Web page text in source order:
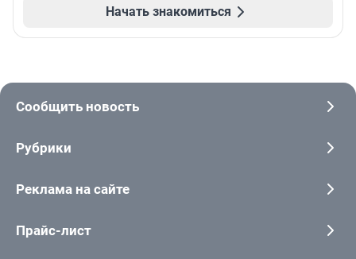
Начать знакомиться
Сообщить новость
Рубрики
Реклама на сайте
Прайс-лист